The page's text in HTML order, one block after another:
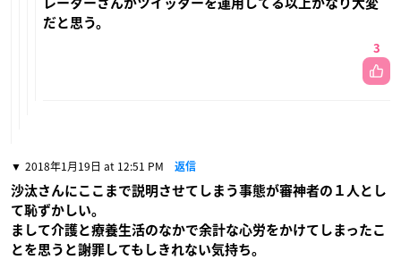
レーターさんがツイッターを運用してる以上かなり大変
だと思う。
3
2018年1月19日 at 12:51 PM 返信
沙汰さんにここまで説明させてしまう事態が審神者の１人とし
て恥ずかしい。
まして介護と療養生活のなかで余計な心労をかけてしまったこ
とを思うと謝罪してもしきれない気持ち。